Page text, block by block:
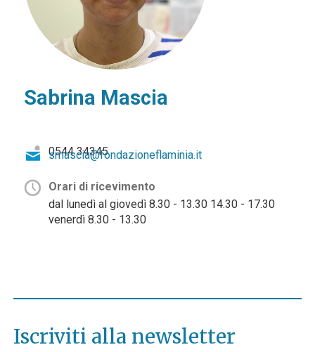
Sabrina Mascia
0544 34345
smascia@fondazioneflaminia.it
Orari di ricevimento
dal lunedì al giovedì 8.30 - 13.30 14.30 - 17.30
venerdì 8.30 - 13.30
Iscriviti alla newsletter